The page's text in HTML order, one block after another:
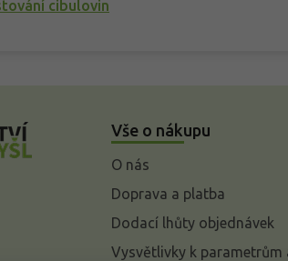
cibulovin
Vše o nákupu
O nás
Doprava a platba
Dodací lhůty objednávek
Vysvětlivky k parametrům